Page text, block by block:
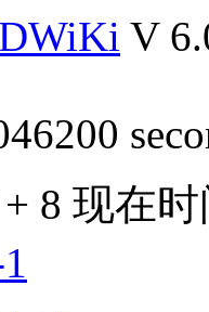
V
8 现在